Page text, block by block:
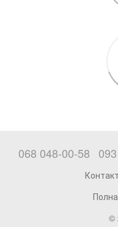
068 048-00-58
©